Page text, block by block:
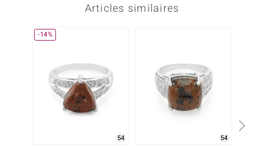
Articles similaires
-14%
54 54